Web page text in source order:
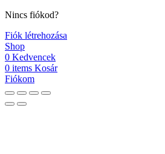
Nincs fiókod?
Fiók létrehozása
Shop
0 Kedvencek
0 items Kosár
Fiókom